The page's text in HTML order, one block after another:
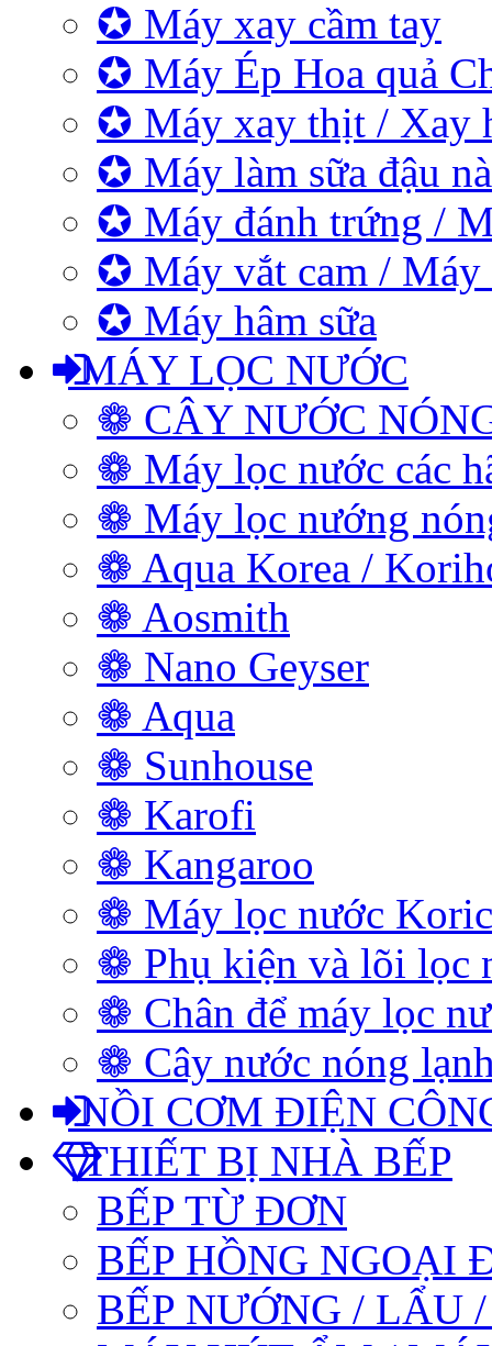
✪ Máy xay cầm tay
✪ Máy Ép Hoa quả
✪ Máy xay thịt / Xay
✪ Máy làm sữa đậu
✪ Máy đánh trứng /
✪ Máy vắt cam / Máy
✪ Máy hâm sữa
MÁY LỌC NƯỚC
❁ CÂY NƯỚC
❁ Máy lọc nước các
❁ Máy lọc nướng
❁ Aqua Korea /
❁ Aosmith
❁ Nano Geyser
❁ Aqua
❁ Sunhouse
❁ Karofi
❁ Kangaroo
❁ Máy lọc nước
❁ Phụ kiện và lõi lọc
❁ Chân để máy lọc
❁ Cây nước nóng
NỒI CƠM ĐIỆN
THIẾT BỊ NHÀ BẾP
BẾP TỪ ĐƠN
BẾP HỒNG NGOẠI
BẾP NƯỚNG / LẨU